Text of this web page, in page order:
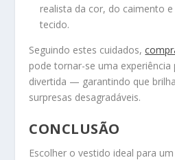
realista da cor, do caimento
tecido.
Seguindo estes cuidados,
pode tornar-se uma experiência
divertida — garantindo que
surpresas desagradáveis.
CONCLUSÃO
Escolher o vestido ideal para